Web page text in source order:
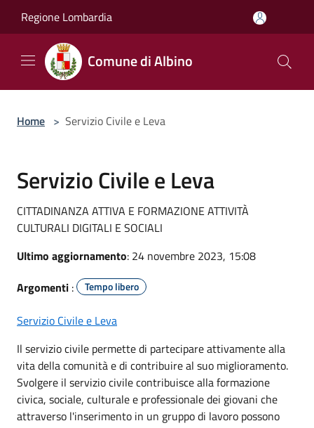
Regione Lombardia
Comune di Albino
Home > Servizio Civile e Leva
Servizio Civile e Leva
CITTADINANZA ATTIVA E FORMAZIONE ATTIVITÀ
CULTURALI DIGITALI E SOCIALI
Ultimo aggiornamento: 24 novembre 2023, 15:08
Argomenti : Tempo libero
Servizio Civile e Leva
Il servizio civile permette di partecipare attivamente alla
vita della comunità e di contribuire al suo miglioramento.
Svolgere il servizio civile contribuisce alla formazione
civica, sociale, culturale e professionale dei giovani che
attraverso l'inserimento in un gruppo di lavoro possono